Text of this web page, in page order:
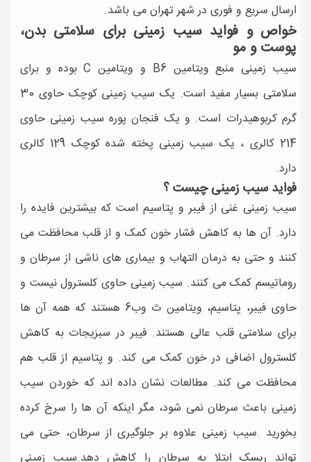
ارسال سریع و فوری در شهر تهران می باشد.
خواص و فواید سیب زمینی برای سلامتی بدن،
پوست و مو
سیب زمینی منبع ویتامین B6 و ویتامین C بوده و برای
سلامتی بسیار مفید است. یک سیب زمینی کوچک حاوی 30
گرم کربوهیدرات است. و یک فنجان پوره سیب زمینی حاوی
214 کالری ، یک سیب زمینی پخته شده کوچک 129 کالری
دارد.
فواید سیب زمینی چیست ؟
سیب زمینی غنی از فیبر و پتاسیم است که بیشترین فایده را
دارد. آن ها به کاهش فشار خون کمک و از قلب محافظت می
کنند و حتی به درمان التهاب و بیماری های ناشی از سرطان و
روماتیسم کمک می کنند. سیب زمینی حاوی کلسترول نیست و
حاوی فیبر، پتاسیم، ویتامین ث وب6 هستند که همه آن ها
برای سلامتی قلب عالی هستند. فیبر در سبزیجات به کاهش
کلسترول اضافی در خون کمک می کند. و پتاسیم از قلب هم
محافظت می کند. مطالعات نشان داده اند که خوردن سیب
زمینی باعث سرطان نمی شود، مگر اینکه آن ها را سرخ کرده
بخورید .سیب زمینی علاوه بر جلوگیری از سرطان، حتی می
تواند ریسک ابتلا به سرطان را کاهش دهد.سیب زمینی